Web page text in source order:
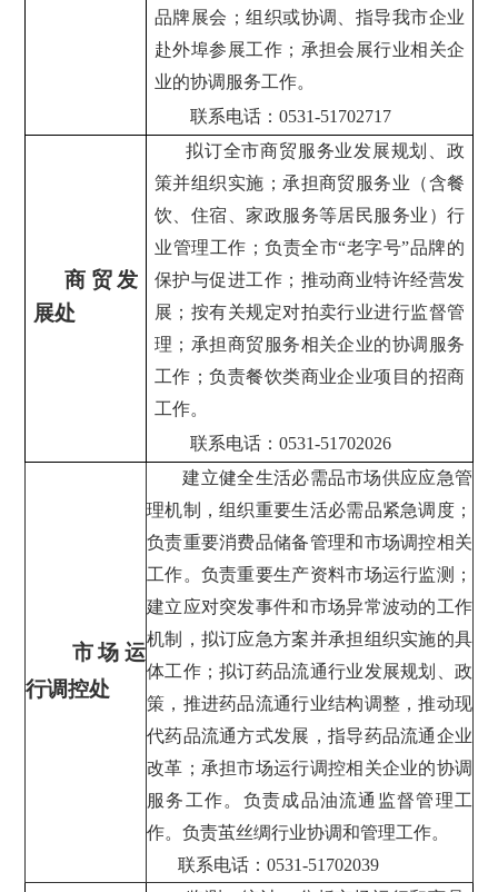
品牌展会；组织或协调、指导我市企业
赴外埠参展工作；承担会展行业相关企
业的协调服务工作。
联系电话：0531-51702717
商贸发
展处
拟订全市商贸服务业发展规划、政
策并组织实施；承担商贸服务业（含餐
饮、住宿、家政服务等居民服务业）行
业管理工作；负责全市“老字号”品牌的
保护与促进工作；推动商业特许经营发
展；按有关规定对拍卖行业进行监督管
理；承担商贸服务相关企业的协调服务
工作；负责餐饮类商业企业项目的招商
工作。
联系电话：0531-51702026
市场运
行调控处
建立健全生活必需品市场供应应急管
理机制，组织重要生活必需品紧急调度；
负责重要消费品储备管理和市场调控相关
工作。负责重要生产资料市场运行监测；
建立应对突发事件和市场异常波动的工作
机制，拟订应急方案并承担组织实施的具
体工作；拟订药品流通行业发展规划、政
策，推进药品流通行业结构调整，推动现
代药品流通方式发展，指导药品流通企业
改革；承担市场运行调控相关企业的协调
服务工作。负责成品油流通监督管理工
作。负责茧丝绸行业协调和管理工作。
联系电话：0531-51702039